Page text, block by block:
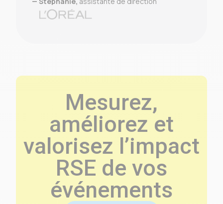
Mesurez,
améliorez et
valorisez l’impact
RSE de vos
événements